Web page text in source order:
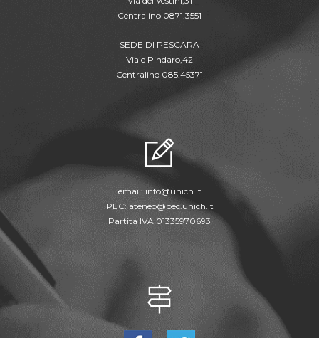
Centralino 0871.3551
SEDE DI PESCARA
Viale Pindaro,42
Centralino 085.45371
email: info@unich.it
PEC: ateneo@pec.unich.it
Partita IVA 01335970693